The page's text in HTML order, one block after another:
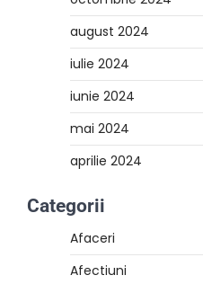
august 2024
iulie 2024
iunie 2024
mai 2024
aprilie 2024
Categorii
Afaceri
Afectiuni